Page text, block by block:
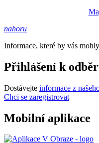
nahoru
Informace, které by vás
Přihlášení k
Dostávejte informace z
Chci se zaregistrovat
Mobilní aplikace